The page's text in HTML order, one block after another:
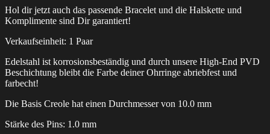
Hol dir jetzt auch das passende Bracelet und die Halskette und
Komplimente sind Dir garantiert!
Verkaufseinheit: 1 Paar
Edelstahl ist korrosionsbeständig und durch unsere High-End PVD
Beschichtung bleibt die Farbe deiner Ohrringe abriebfest und
farbecht!
Die Basis Creole hat einen Durchmesser von 10.0 mm
Stärke des Pins: 1.0 mm